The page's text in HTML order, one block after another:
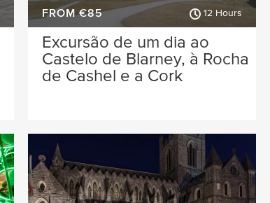
FROM €85 12 Hours
Excursão de um dia ao
Castelo de Blarney, à Rocha
de Cashel e a Cork